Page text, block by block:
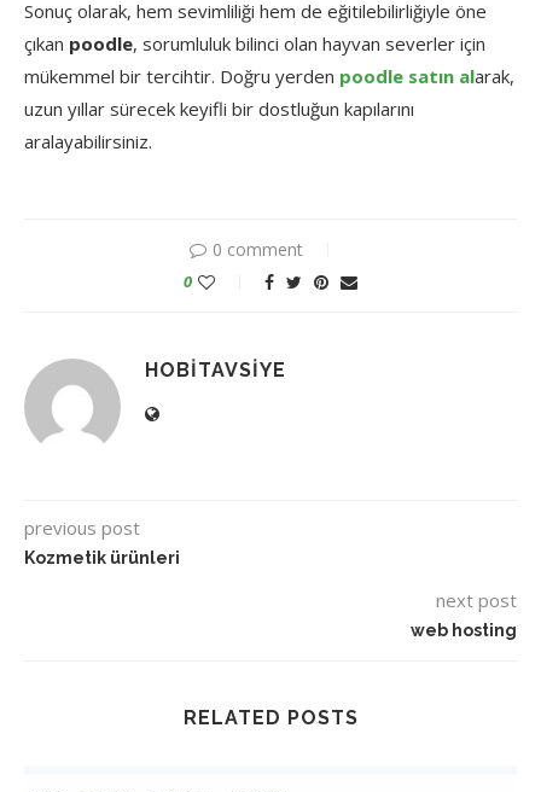
Sonuç olarak, hem sevimliliği hem de eğitilebilirliğiyle öne
çıkan poodle, sorumluluk bilinci olan hayvan severler için
mükemmel bir tercihtir. Doğru yerden poodle satın alarak,
uzun yıllar sürecek keyifli bir dostluğun kapılarını
aralayabilirsiniz.
0 comment
0
HOBITAVSIYE
previous post
Kozmetik ürünleri
next post
web hosting
RELATED POSTS